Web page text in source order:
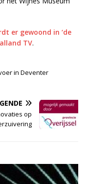
er gewoond in ‘de
TV.
in Deventer
op